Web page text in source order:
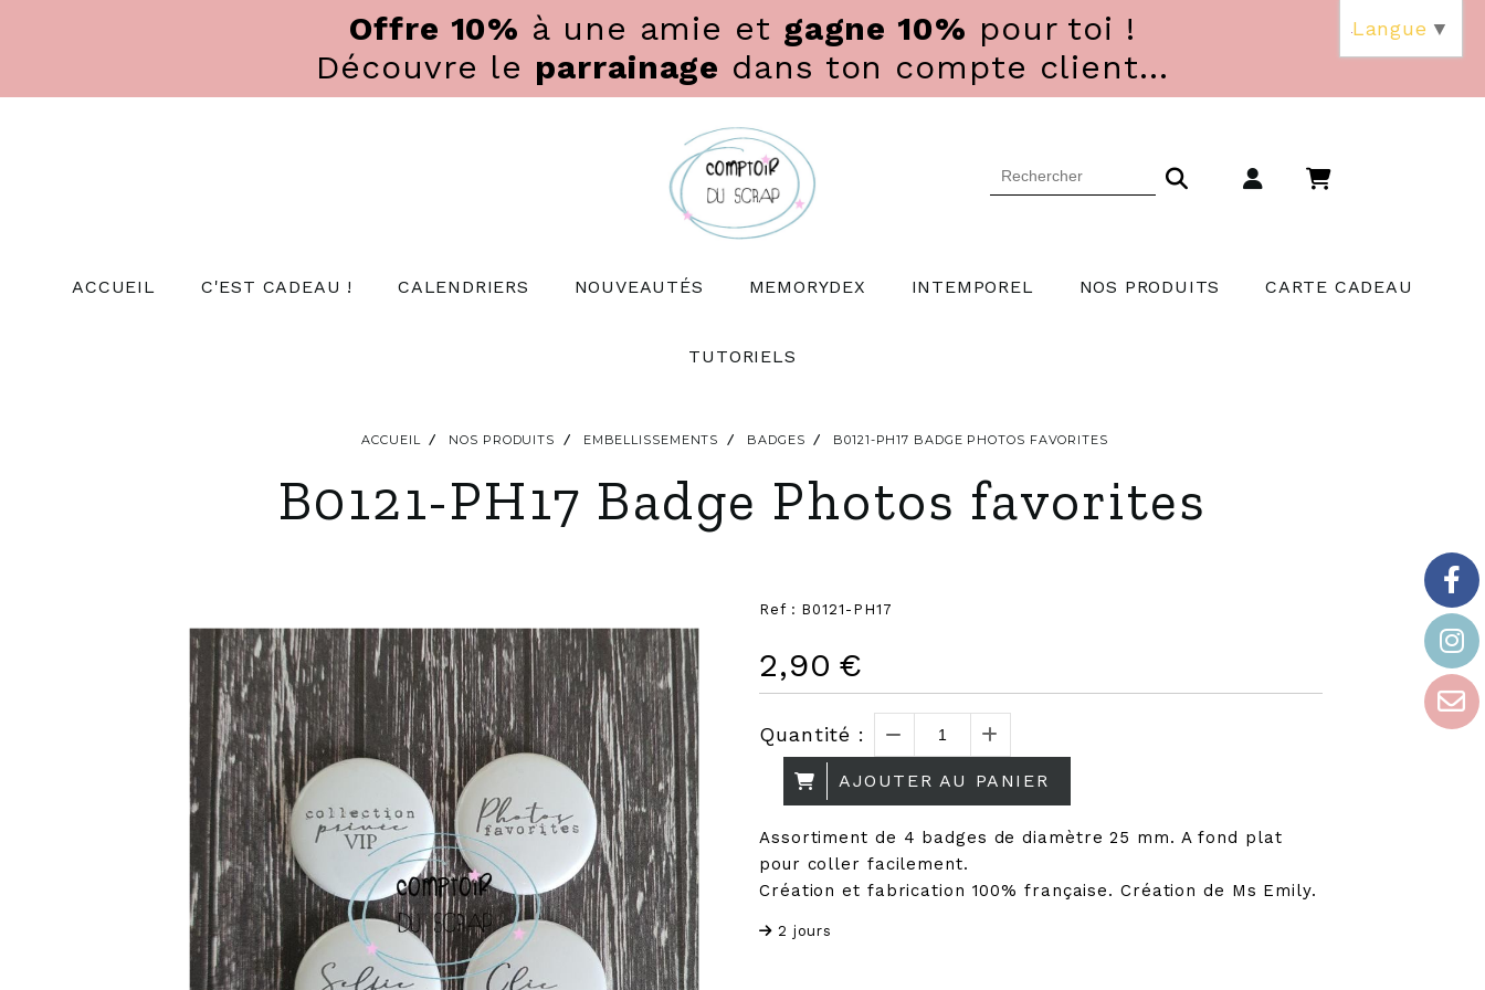
Offre 10% à une amie et gagne 10% pour toi !
Découvre le parrainage dans ton compte client...
ACCUEIL C'EST CADEAU ! CALENDRIERS NOUVEAUTÉS MEMORYDEX INTEMPOREL NOS PRODUITS CARTE CADEAU
TUTORIELS
ACCUEIL NOS PRODUITS EMBELLISSEMENTS BADGES B0121-PH17 BADGE PHOTOS FAVORITES
B0121-PH17 Badge Photos favorites
Ref : B0121-PH17
2,90 €
Quantité :
AJOUTER AU PANIER
Assortiment de 4 badges de diamètre 25 mm. A fond plat
pour coller facilement.
Création et fabrication 100% française. Création de Ms Emily.
2 jours
Langue ▼